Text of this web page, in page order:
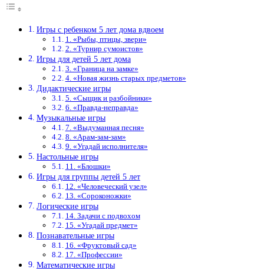
Игры с ребенком 5 лет дома вдвоем
1. «Рыбы, птицы, звери»
2. «Турнир сумоистов»
Игры для детей 5 лет дома
3. «Граница на замке»
4. «Новая жизнь старых предметов»
Дидактические игры
5. «Сыщик и разбойники»
6. «Правда-неправда»
Музыкальные игры
7. «Выдуманная песня»
8. «Арам-зам-зам»
9. «Угадай исполнителя»
Настольные игры
11. «Блошки»
Игры для группы детей 5 лет
12. «Человеческий узел»
13. «Сороконожки»
Логические игры
14. Задачи с подвохом
15. «Угадай предмет»
Познавательные игры
16. «Фруктовый сад»
17. «Профессии»
Математические игры